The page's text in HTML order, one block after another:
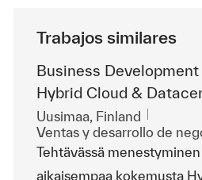
Trabajos similares
Business
Hybrid Cloud &
Ubicación
Uusimaa, Finland
Categoría
Ventas y desarrollo de
Tehtävässä
aikaisempaa kokemusta